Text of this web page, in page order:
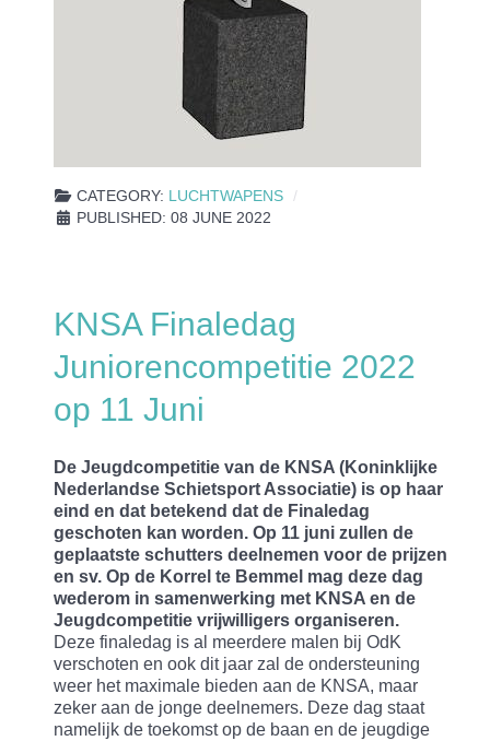
CATEGORY: LUCHTWAPENS
PUBLISHED: 08 JUNE 2022
KNSA Finaledag
Juniorencompetitie 2022
op 11 Juni
De Jeugdcompetitie van de KNSA (Koninklijke
Nederlandse Schietsport Associatie) is op haar
eind en dat betekend dat de Finaledag
geschoten kan worden. Op 11 juni zullen de
geplaatste schutters deelnemen voor de prijzen
en sv. Op de Korrel te Bemmel mag deze dag
wederom in samenwerking met KNSA en de
Jeugdcompetitie vrijwilligers organiseren.
Deze finaledag is al meerdere malen bij OdK
verschoten en ook dit jaar zal de ondersteuning
weer het maximale bieden aan de KNSA, maar
zeker aan de jonge deelnemers. Deze dag staat
namelijk de toekomst op de baan en de jeugdige